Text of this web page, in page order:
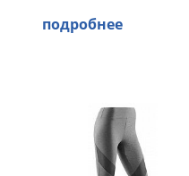
подробнее